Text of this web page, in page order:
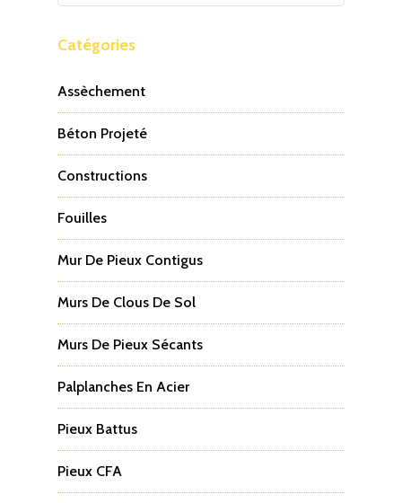
Catégories
Assèchement
Béton Projeté
Constructions
Fouilles
Mur De Pieux Contigus
Murs De Clous De Sol
Murs De Pieux Sécants
Palplanches En Acier
Pieux Battus
Pieux CFA